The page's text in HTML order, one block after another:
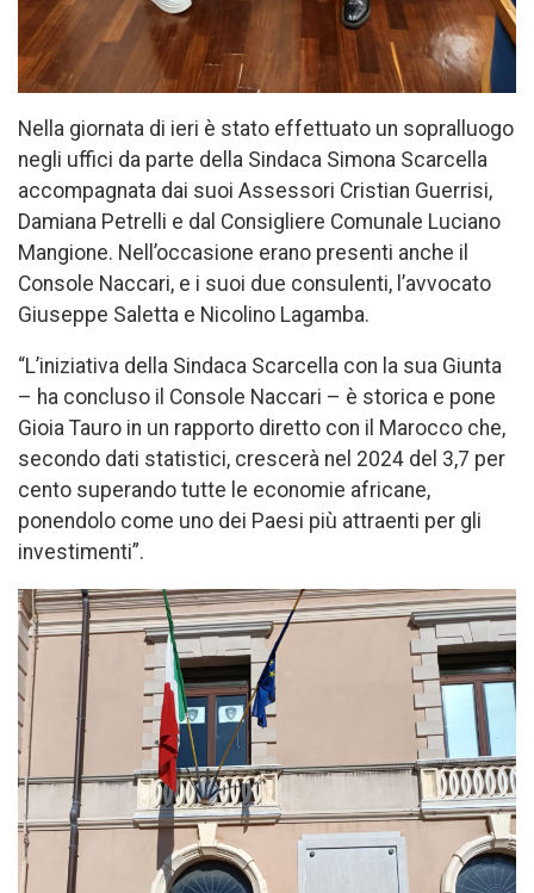
Nella giornata di ieri è stato effettuato un sopralluogo
negli uffici da parte della Sindaca Simona Scarcella
accompagnata dai suoi Assessori Cristian Guerrisi,
Damiana Petrelli e dal Consigliere Comunale Luciano
Mangione. Nell’occasione erano presenti anche il
Console Naccari, e i suoi due consulenti, l’avvocato
Giuseppe Saletta e Nicolino Lagamba.
“L’iniziativa della Sindaca Scarcella con la sua Giunta
– ha concluso il Console Naccari – è storica e pone
Gioia Tauro in un rapporto diretto con il Marocco che,
secondo dati statistici, crescerà nel 2024 del 3,7 per
cento superando tutte le economie africane,
ponendolo come uno dei Paesi più attraenti per gli
investimenti”.